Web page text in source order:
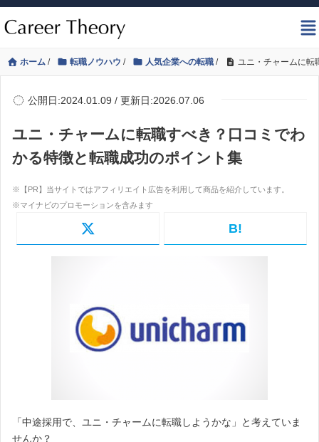
ホーム / 転職ノウハウ / 人気企業への転職 / ユニ・チャームに転
公開日:2024.01.09 / 更新日:2026.07.06
ユニ・チャームに転職すべき？口コミでわ
かる特徴と転職成功のポイント集
B!
「中途採用で、ユニ・チャームに転職しようかな」と考えていま
せんか？